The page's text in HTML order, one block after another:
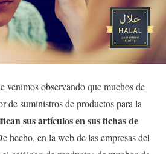
venimos observando que muchos de
de suministros de productos para la
sus artículos en sus fichas de
hecho, en la web de las empresas del